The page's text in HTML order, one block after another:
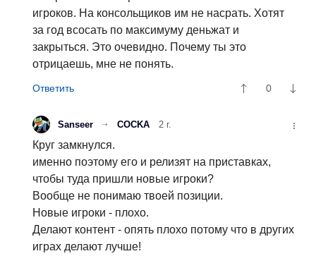
игроков. На консольщиков им не насрать. Хотят
за год всосать по максимуму деньжат и
закрыться. Это очевидно. Почему ты это
отрицаешь, мне не понять.
0
Sanseer COCKA 2 г.
Круг замкнулся.
именно поэтому его и релизят на приставках,
чтобы туда пришли новые игроки?
Вообще не понимаю твоей позиции.
Новые игроки - плохо.
Делают контент - опять плохо потому что в других
играх делают лучше!